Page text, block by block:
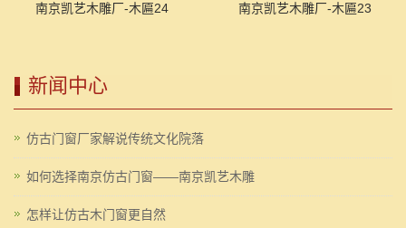
南京凯艺木雕厂-木匾24 南京凯艺木雕厂-木匾23
新闻中心
仿古门窗厂家解说传统文化院落
如何选择南京仿古门窗——南京凯艺木雕
怎样让仿古木门窗更自然